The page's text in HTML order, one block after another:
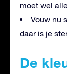
moet wel
Vouw nu
daar is je
De